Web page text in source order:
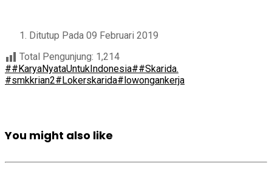
Ditutup Pada 09 Februari 2019
Total Pengunjung: 1,214
##KaryaNyataUntukIndonesia##Skarida.
#smkkrian2#Lokerskarida#lowongankerja
You might also like